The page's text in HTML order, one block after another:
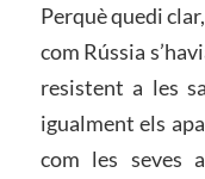
Perquè quedi
com Rússia
resistent a les
igualment els
com les seves